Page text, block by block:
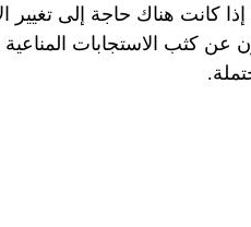
كانت هناك حاجة إلى تغيير
عن كثب الاستجابات المناعية